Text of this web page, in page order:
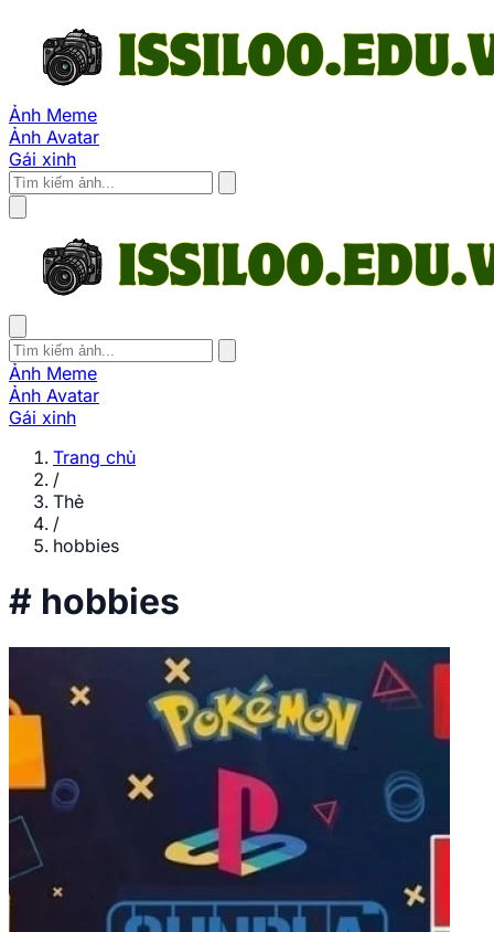
Ảnh Meme
Ảnh Avatar
Gái xinh
Ảnh Meme
Ảnh Avatar
Gái xinh
Trang chủ
/
Thẻ
/
hobbies
# hobbies